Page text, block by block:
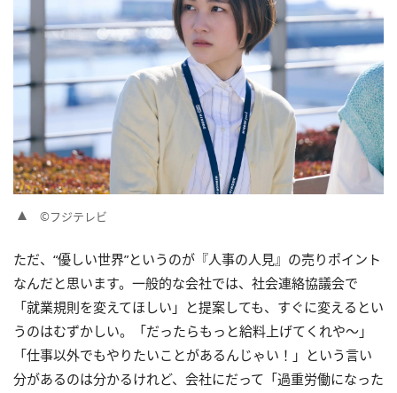
©フジテレビ
ただ、“優しい世界”というのが『人事の人見』の売りポイント
なんだと思います。一般的な会社では、社会連絡協議会で
「就業規則を変えてほしい」と提案しても、すぐに変えるとい
うのはむずかしい。「だったらもっと給料上げてくれや〜」
「仕事以外でもやりたいことがあるんじゃい！」という言い
分があるのは分かるけれど、会社にだって「過重労働になった